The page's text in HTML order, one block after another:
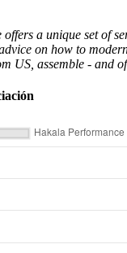
a unique set of
on how to
US, assemble - and